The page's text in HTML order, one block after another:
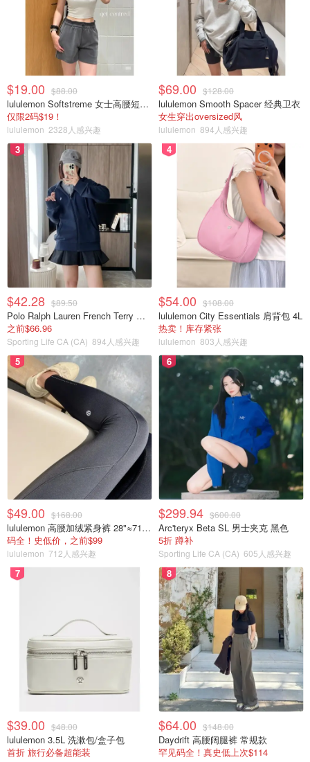
$19.00 $88.00
lululemon Softstreme 女士高腰短裤 10cm
仅限2码$19！
lululemon 2328人感兴趣
$69.00 $128.00
lululemon Smooth Spacer 经典卫衣
女生穿出oversized风
lululemon 894人感兴趣
3
$42.28 $89.50
Polo Ralph Lauren French Terry 女童连帽卫衣 7-16码
之前$66.96
Sporting Life CA (CA) 894人感兴趣
4
$54.00 $108.00
lululemon City Essentials 肩背包 4L
热卖！库存紧张
lululemon 803人感兴趣
5
$49.00 $168.00
lululemon 高腰加绒紧身裤 28"≈71cm 5个口袋
码全！史低价，之前$99
lululemon 712人感兴趣
6
$299.94 $600.00
Arc'teryx Beta SL 男士夹克 黑色
5折 蹲补
Sporting Life CA (CA) 605人感兴趣
7
$39.00 $48.00
lululemon 3.5L 洗漱包/盒子包
首折 旅行必备超能装
8
$64.00 $148.00
Daydrift 高腰阔腿裤 常规款
罕见码全！真史低上次$114